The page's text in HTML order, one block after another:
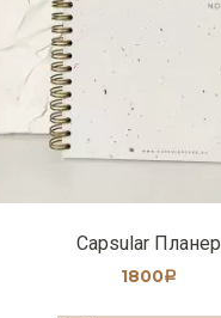
Capsular Планер
1800 Р